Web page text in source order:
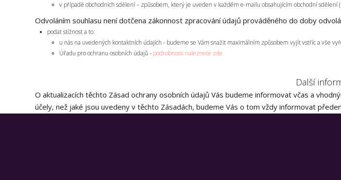
v případě obchodních sdělení – způsobem, který je uveden v každém e-mailu obsahujícím obchodní sdělení
Odvoláním souhlasu není dotčena zákonnost zpracování údajů prováděného do doby
podat stížnost a to:
u nás na uvedených kontaktních údajích - budeme se Vám snažit maximálním způsobem vyjít vstříc a vše
Úřadu pro ochranu osobních údajů - podrobnosti naleznete zde.
Další
O aktualizacích těchto Zásad ochrany osobních údajů Vás budeme informovat včas a
účely, než jaké jsou uvedeny v těchto Zásadách, budeme Vás o tom vždy informovat